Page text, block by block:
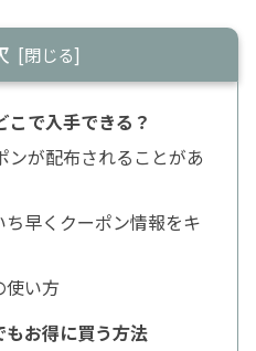
こで入手できる？
ンが配布されることがあ
ち早くクーポン情報をキ
使い方
お得に買う方法